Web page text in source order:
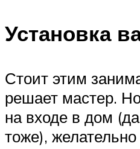
Установка
Стоит этим
решает мастер.
на входе в дом
тоже), желательно